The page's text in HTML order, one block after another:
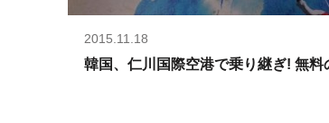
2015.11.18
韓国、仁川国際空港で乗り継ぎ! 無料